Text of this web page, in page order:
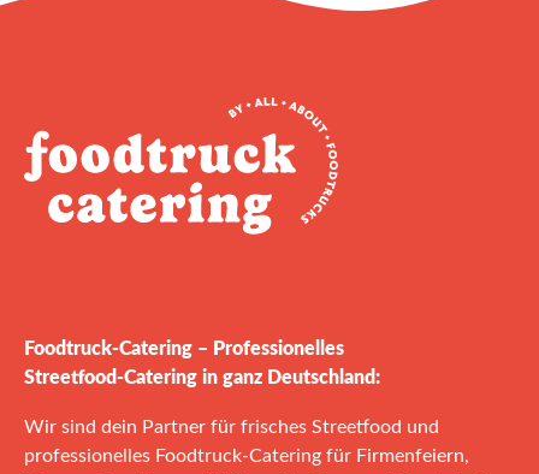
Foodtruck‑Catering – Professionelles
Streetfood‑Catering in ganz Deutschland:
Wir sind dein Partner für frisches Streetfood und
professionelles Foodtruck‑Catering für Firmenfeiern,